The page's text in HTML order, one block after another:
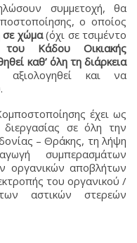
συμμετοχή, θα
ο οποίος
σε χώμα(όχι σε τσιμέντο
Κάδου Οικιακής
καθ’ όλη τη διάρκεια
και να
έχει ως
σε όλη την
– Θράκης, τη λήψη
συμπερασμάτων
οργανικών αποβλήτων
του οργανικού /
αστικών στερεών